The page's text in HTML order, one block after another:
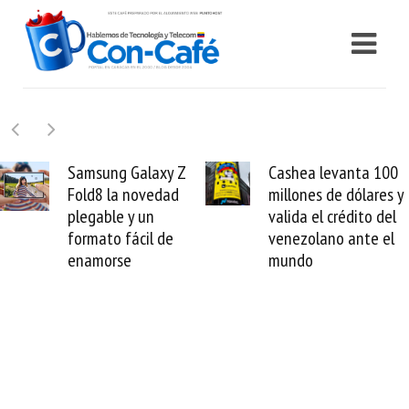
Samsung Galaxy Z
Fold8 la novedad
plegable y un
formato fácil de
enamorse
Cashea levanta 100
millones de dólares y
valida el crédito del
venezolano ante el
mundo